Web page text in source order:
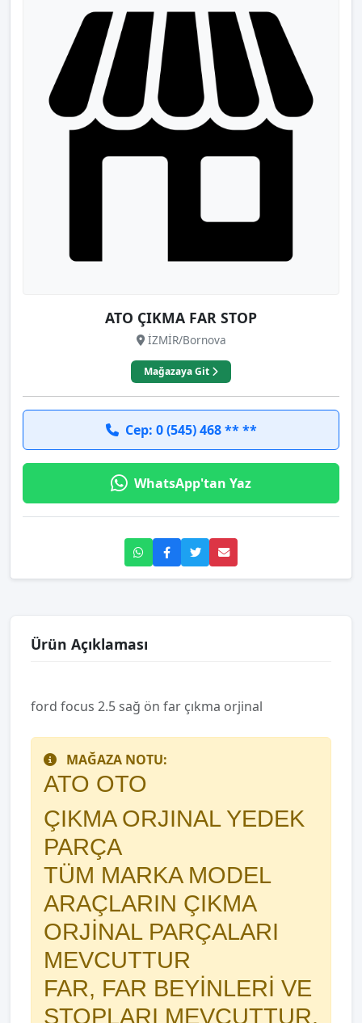
ATO ÇIKMA FAR STOP
İZMİR/Bornova
Mağazaya Git
Cep: 0 (545) 468 ** **
WhatsApp'tan Yaz
Ürün Açıklaması
ford focus 2.5 sağ ön far çıkma orjinal
MAĞAZA NOTU:
ATO OTO
ÇIKMA ORJINAL YEDEK
PARÇA
TÜM MARKA MODEL
ARAÇLARIN ÇIKMA
ORJİNAL PARÇALARI
MEVCUTTUR
FAR, FAR BEYİNLERİ VE
STOPLARI MEVCUTTUR.